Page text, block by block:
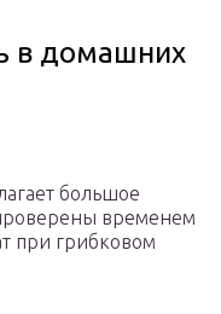
в домашних
большое
временем
при грибковом